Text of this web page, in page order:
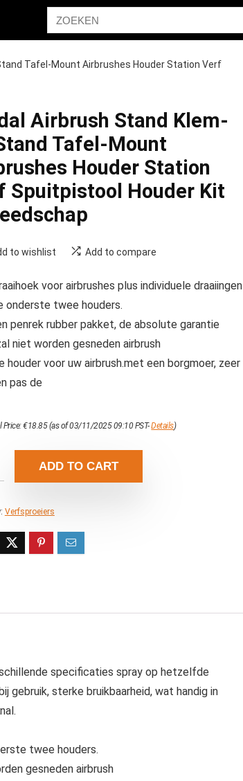
Tafel-Mount Airbrushes Houder Station Verf
Airbrush Stand Klem-
Tafel-Mount
Houder Station
Spuitpistool Houder Kit
to wishlist Add to compare
voor airbrushes plus individuele draaiingen
onderste twee houders.
penrek rubber pakket, de absolute garantie
niet worden gesneden airbrush
houder voor uw airbrush.met een borgmoer, zeer
pas de
Price:€18.85(as of 03/11/2025 09:10 PST-Details)
ADD TO CART
Verfsproeiers
specificaties spray op hetzelfde
gebruik, sterke bruikbaarheid, wat handig in
twee houders.
gesneden airbrush